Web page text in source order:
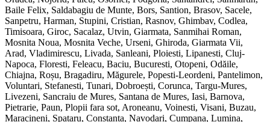
Baile Felix, Saldabagiu de Munte, Bors, Santion, Brasov, Sacele,
Sanpetru, Harman, Stupini, Cristian, Rasnov, Ghimbav, Codlea,
Timisoara, Giroc, Sacalaz, Utvin, Giarmata, Sanmihai Roman,
Mosnita Noua, Mosnita Veche, Urseni, Ghiroda, Giarmata Vii,
Arad, Vladimirescu, Livada, Sanleani, Ploiesti, Lipanesti, Cluj-
Napoca, Floresti, Feleacu, Baciu, Bucuresti, Otopeni, Odăile,
Chiajna, Roșu, Bragadiru, Măgurele, Popesti-Leordeni, Pantelimon,
Voluntari, Stefanesti, Tunari, Dobroești, Corunca, Targu-Mures,
Livezeni, Sancraiu de Mures, Santana de Mures, Iasi, Barnova,
Pietrarie, Paun, Plopii fara sot, Aroneanu, Voinesti, Visani, Buzau,
Maracineni, Spataru, Constanta, Navodari, Cumpana, Lumina,